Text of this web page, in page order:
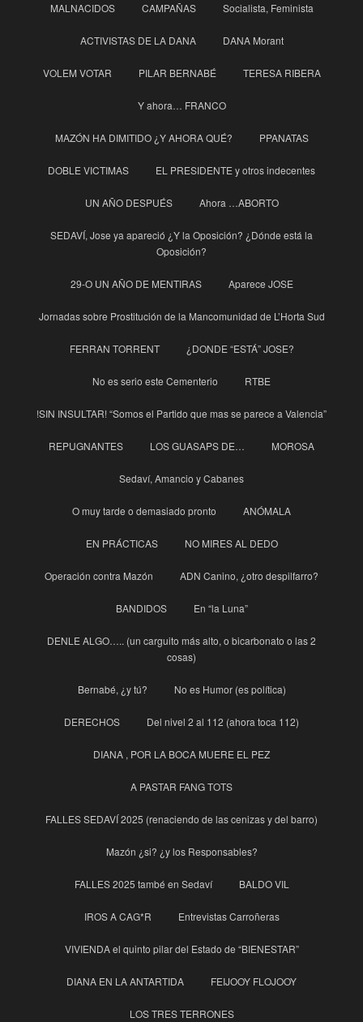
MALNACIDOS CAMPAÑAS Socialista, Feminista
ACTIVISTAS DE LA DANA DANA Morant
VOLEM VOTAR PILAR BERNABÉ TERESA RIBERA
Y ahora… FRANCO
MAZÓN HA DIMITIDO ¿Y AHORA QUÉ? PPANATAS
DOBLE VICTIMAS EL PRESIDENTE y otros indecentes
UN AÑO DESPUÉS Ahora …ABORTO
SEDAVÍ, Jose ya apareció ¿Y la Oposición? ¿Dónde está la
Oposición?
29-O UN AÑO DE MENTIRAS Aparece JOSE
Jornadas sobre Prostitución de la Mancomunidad de L’Horta Sud
FERRAN TORRENT ¿DONDE “ESTÁ” JOSE?
No es serio este Cementerio RTBE
!SIN INSULTAR! “Somos el Partido que mas se parece a Valencia”
REPUGNANTES LOS GUASAPS DE… MOROSA
Sedaví, Amancio y Cabanes
O muy tarde o demasiado pronto ANÓMALA
EN PRÁCTICAS NO MIRES AL DEDO
Operación contra Mazón ADN Canino, ¿otro despilfarro?
BANDIDOS En “la Luna”
DENLE ALGO….. (un carguito más alto, o bicarbonato o las 2
cosas)
Bernabé, ¿y tú? No es Humor (es política)
DERECHOS Del nivel 2 al 112 (ahora toca 112)
DIANA , POR LA BOCA MUERE EL PEZ
A PASTAR FANG TOTS
FALLES SEDAVÍ 2025 (renaciendo de las cenizas y del barro)
Mazón ¿si? ¿y los Responsables?
FALLES 2025 també en Sedaví BALDO VIL
IROS A CAG*R Entrevistas Carroñeras
VIVIENDA el quinto pilar del Estado de “BIENESTAR”
DIANA EN LA ANTARTIDA FEIJOOY FLOJOOY
LOS TRES TERRONES